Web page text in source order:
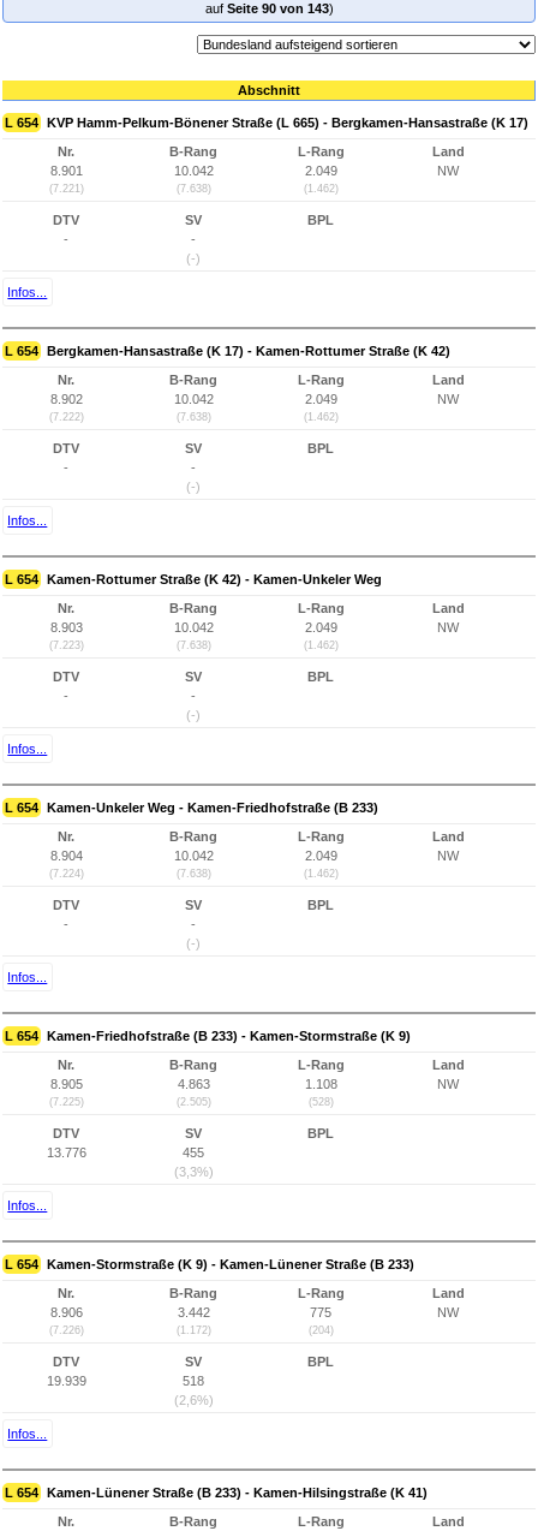
auf Seite 90 von 143)
Abschnitt
L 654 KVP Hamm-Pelkum-Bönener Straße (L 665) - Bergkamen-Hansastraße (K 17)
Nr.
8.901
(7.221)
B-Rang
10.042
(7.638)
L-Rang
2.049
(1.462)
Land
NW
DTV
-
SV
-
(-)
BPL
Infos...
L 654 Bergkamen-Hansastraße (K 17) - Kamen-Rottumer Straße (K 42)
Nr.
8.902
(7.222)
B-Rang
10.042
(7.638)
L-Rang
2.049
(1.462)
Land
NW
DTV
-
SV
-
(-)
BPL
Infos...
L 654 Kamen-Rottumer Straße (K 42) - Kamen-Unkeler Weg
Nr.
8.903
(7.223)
B-Rang
10.042
(7.638)
L-Rang
2.049
(1.462)
Land
NW
DTV
-
SV
-
(-)
BPL
Infos...
L 654 Kamen-Unkeler Weg - Kamen-Friedhofstraße (B 233)
Nr.
8.904
(7.224)
B-Rang
10.042
(7.638)
L-Rang
2.049
(1.462)
Land
NW
DTV
-
SV
-
(-)
BPL
Infos...
L 654 Kamen-Friedhofstraße (B 233) - Kamen-Stormstraße (K 9)
Nr.
8.905
(7.225)
B-Rang
4.863
(2.505)
L-Rang
1.108
(528)
Land
NW
DTV
13.776
SV
455
(3,3%)
BPL
Infos...
L 654 Kamen-Stormstraße (K 9) - Kamen-Lünener Straße (B 233)
Nr.
8.906
(7.226)
B-Rang
3.442
(1.172)
L-Rang
775
(204)
Land
NW
DTV
19.939
SV
518
(2,6%)
BPL
Infos...
L 654 Kamen-Lünener Straße (B 233) - Kamen-Hilsingstraße (K 41)
Nr.
B-Rang
L-Rang
Land